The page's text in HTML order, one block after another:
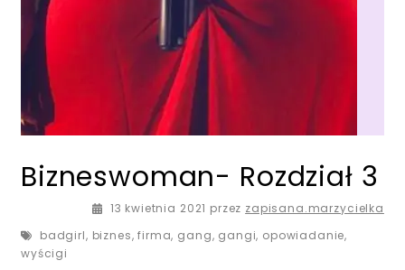
Bizneswoman- Rozdział 3
13 kwietnia 2021 13 kwietnia 2021
przez zapisana.marzycielka
badgirl, biznes,firma, gang, gangi, opowiadanie,
wyścigi